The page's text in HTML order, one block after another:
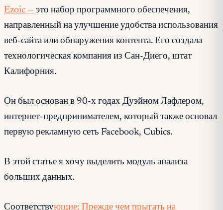
Ezoic — это набор программного обеспечения,
направленный на улучшение удобства использования
веб-сайта или обнаружения контента. Его создала
технологическая компания из Сан-Диего, штат
Калифорния.
Он был основан в 90-х годах Дуэйном Лафлером,
интернет-предпринимателем, который также основал
первую рекламную сеть Facebook, Cubics.
В этой статье я хочу выделить модуль анализа
больших данных.
Соответствующие: Прежде чем прыгать на